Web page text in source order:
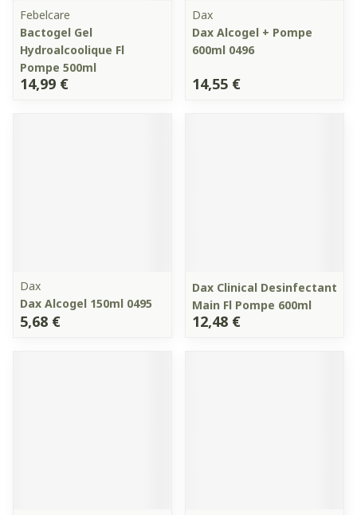
Febelcare
Bactogel Gel
Hydroalcoolique Fl
Pompe 500ml
14,99 €
Dax
Dax Alcogel + Pompe
600ml 0496
14,55 €
Dax
Dax Alcogel 150ml 0495
5,68 €
Dax Clinical Desinfectant
Main Fl Pompe 600ml
12,48 €